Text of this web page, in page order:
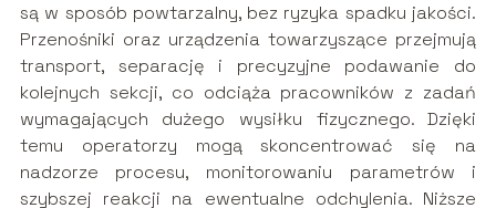
są w sposób powtarzalny, bez ryzyka spadku jakości.
Przenośniki oraz urządzenia towarzyszące przejmują
transport, separację i precyzyjne podawanie do
kolejnych sekcji, co odciąża pracowników z zadań
wymagających dużego wysiłku fizycznego. Dzięki
temu operatorzy mogą skoncentrować się na
nadzorze procesu, monitorowaniu parametrów i
szybszej reakcji na ewentualne odchylenia. Niższe